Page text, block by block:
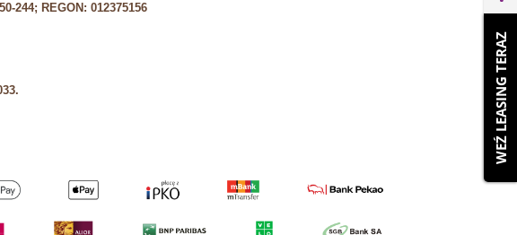
244; REGON: 012375156
WEŹ LEASING TERAZ